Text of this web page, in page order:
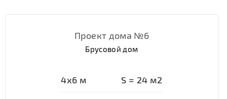
Проект дома №6
Брусовой дом
4х6 м S = 24 м2